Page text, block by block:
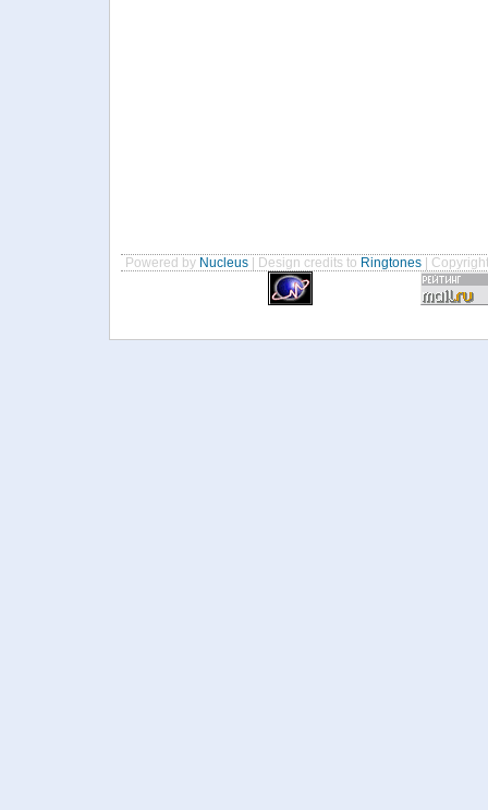
Powered by Nucleus | Design credits to Ringtones |